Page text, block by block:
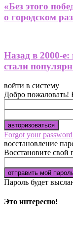
«Без этого
о городском
Назад в 2000-
стали
войти в систему
Добро пожаловать!
Forgot your
восстановление
Восстановите свой
Пароль будет
Это интересно!